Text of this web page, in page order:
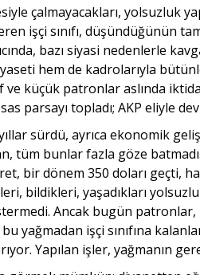
çalmayacakları, yolsuzluk
işçi sınıfı, düşündüğünün
bazı siyasi nedenlerle
hem de kadrolarıyla
ve küçük patronlar aslında
parsayı topladı; AKP eliyle
sürdü, ayrıca ekonomik
tüm bunlar fazla göze batmadı.
bir dönem 350 doları geçti,
bildikleri, yaşadıkları
Ancak bugün patronlar,
yağmadan işçi sınıfına
Yapılan işler, yağmanın